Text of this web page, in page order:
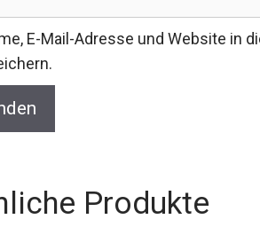
E-Mail-Adresse und Website in
Produkte